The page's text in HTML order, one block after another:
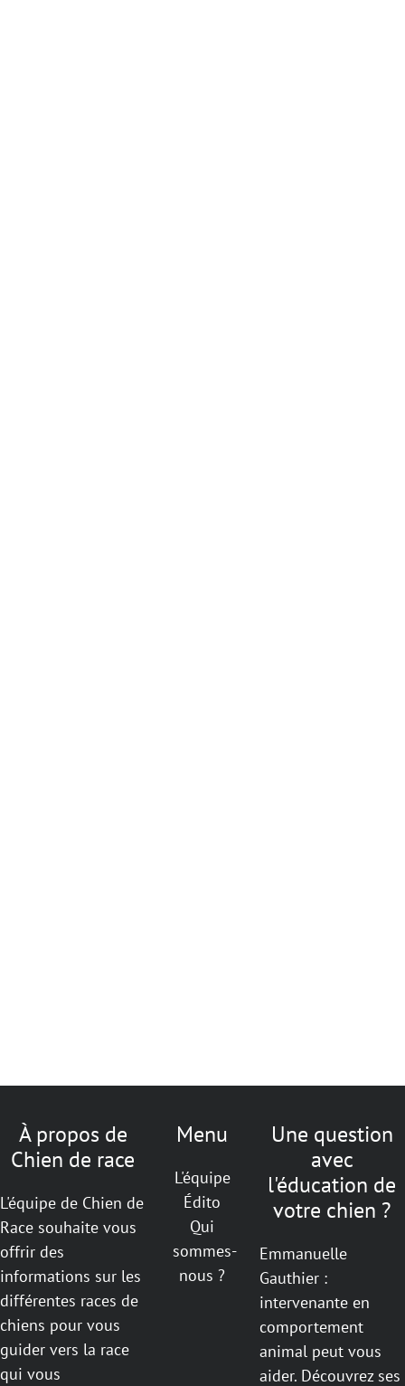
À propos de
Chien de race
L'équipe de Chien de
Race souhaite vous
offrir des
informations sur les
différentes races de
chiens pour vous
guider vers la race
qui vous
Menu
L'équipe
Édito
Qui
sommes-
nous ?
Une question
avec
l'éducation de
votre chien ?
Emmanuelle
Gauthier :
intervenante en
comportement
animal peut vous
aider. Découvrez ses